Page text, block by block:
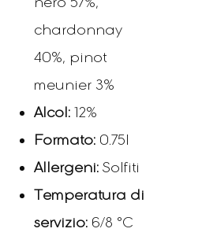
chardonnay
40%, pinot
meunier 3%
Alcol: 12%
Formato: 0.75l
Allergeni: Solfiti
Temperatura di
servizio: 6/8 °C